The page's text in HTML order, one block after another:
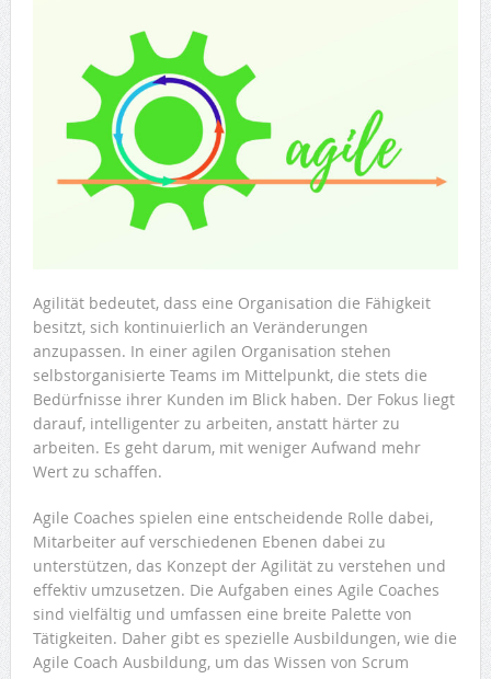
Agilität bedeutet, dass eine Organisation die Fähigkeit
besitzt, sich kontinuierlich an Veränderungen
anzupassen. In einer agilen Organisation stehen
selbstorganisierte Teams im Mittelpunkt, die stets die
Bedürfnisse ihrer Kunden im Blick haben. Der Fokus liegt
darauf, intelligenter zu arbeiten, anstatt härter zu
arbeiten. Es geht darum, mit weniger Aufwand mehr
Wert zu schaffen.
Agile Coaches spielen eine entscheidende Rolle dabei,
Mitarbeiter auf verschiedenen Ebenen dabei zu
unterstützen, das Konzept der Agilität zu verstehen und
effektiv umzusetzen. Die Aufgaben eines Agile Coaches
sind vielfältig und umfassen eine breite Palette von
Tätigkeiten. Daher gibt es spezielle Ausbildungen, wie die
Agile Coach Ausbildung, um das Wissen von Scrum